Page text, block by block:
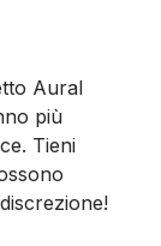
Aural
più
Tieni